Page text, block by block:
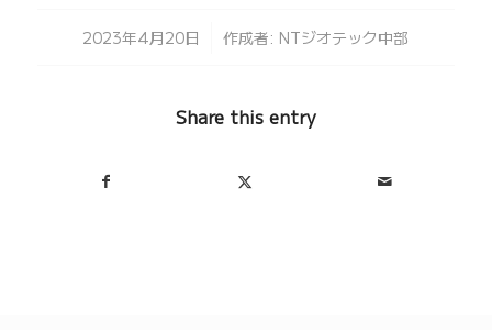
2023年4月20日
/ 作成者: NTジオテック中部
Share this entry